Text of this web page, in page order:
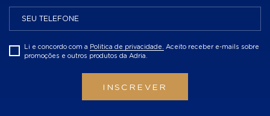
Li e concordo com a Politica de privacidade. Aceito receber e-mails sobre
promoções e outros produtos da Adria.
INSCREVER